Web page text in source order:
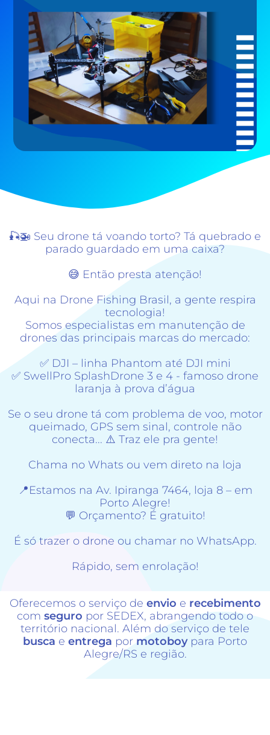
🎣🚁 Seu drone tá voando torto? Tá quebrado e
parado guardado em uma caixa?
😅 Então presta atenção!
Aqui na Drone Fishing Brasil, a gente respira
tecnologia!
Somos especialistas em manutenção de
drones das principais marcas do mercado:
✅ DJI – linha Phantom até DJI mini
✅ SwellPro SplashDrone 3 e 4 - famoso drone
laranja à prova d’água
Se o seu drone tá com problema de voo, motor
queimado, GPS sem sinal, controle não
conecta... ⚠️ Traz ele pra gente!
Chama no Whats ou vem direto na loja
📍Estamos na Av. Ipiranga 7464, loja 8 – em
Porto Alegre!
💬 Orçamento? É gratuito!
É só trazer o drone ou chamar no WhatsApp.
Rápido, sem enrolação!
Oferecemos o serviço de envio e recebimento
com seguro por SEDEX, abrangendo todo o
território nacional. Além do serviço de tele
busca e entrega pormotoboy para Porto
Alegre/RS e região.